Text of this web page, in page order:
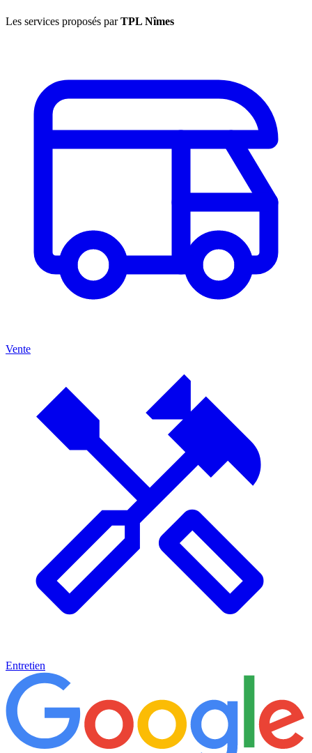
Les services proposés parTPL Nîmes
Vente
Entretien